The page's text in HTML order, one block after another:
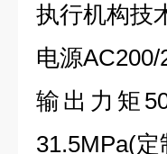
执行机构技
电源
输出力矩
31.5MPa(定